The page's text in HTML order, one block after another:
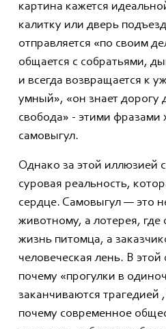
картина кажется
калитку или дверь
отправляется «по своим
общается с собратьями,
и всегда возвращается к
умный», «он знает дорогу
свобода» - этими фразами
самовыгул.
Однако за этой иллюзией
суровая реальность,
сердце. Самовыгул — это
животному, а лотерея, где
жизнь питомца, а
человеческая лень. В
почему «прогулки в
заканчиваются трагедией
почему современное